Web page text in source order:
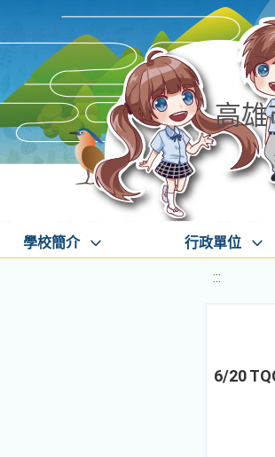
高雄
學校簡介 行政單位
:::
6/20